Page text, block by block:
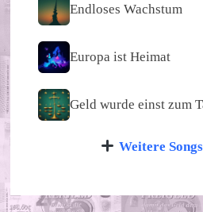
Endloses Wachstum
Europa ist Heimat
Geld wurde einst zum
Weitere